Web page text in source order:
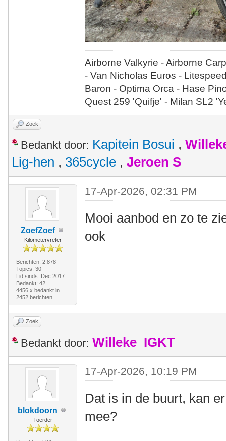
Airborne Valkyrie - Airborne
- Van Nicholas Euros -
Baron - Optima Orca - Hase
Quest 259 'Quifje' - Milan SL2
Zoek
Bedankt door: Kapitein Bosui ,
Lig-hen , 365cycle , Jeroen S
ZoefZoef
Kilometervreter
Berichten: 2.878
Topics: 30
Lid sinds: Dec 2017
Bedankt: 42
4456 x bedankt in
2452 berichten
17-Apr-2026, 02:31 PM
Mooi aanbod en zo te
ook
Zoek
Bedankt door: Willeke_IGKT
blokdoorn
Toerder
17-Apr-2026, 10:19 PM
Dat is in de buurt, kan
mee?